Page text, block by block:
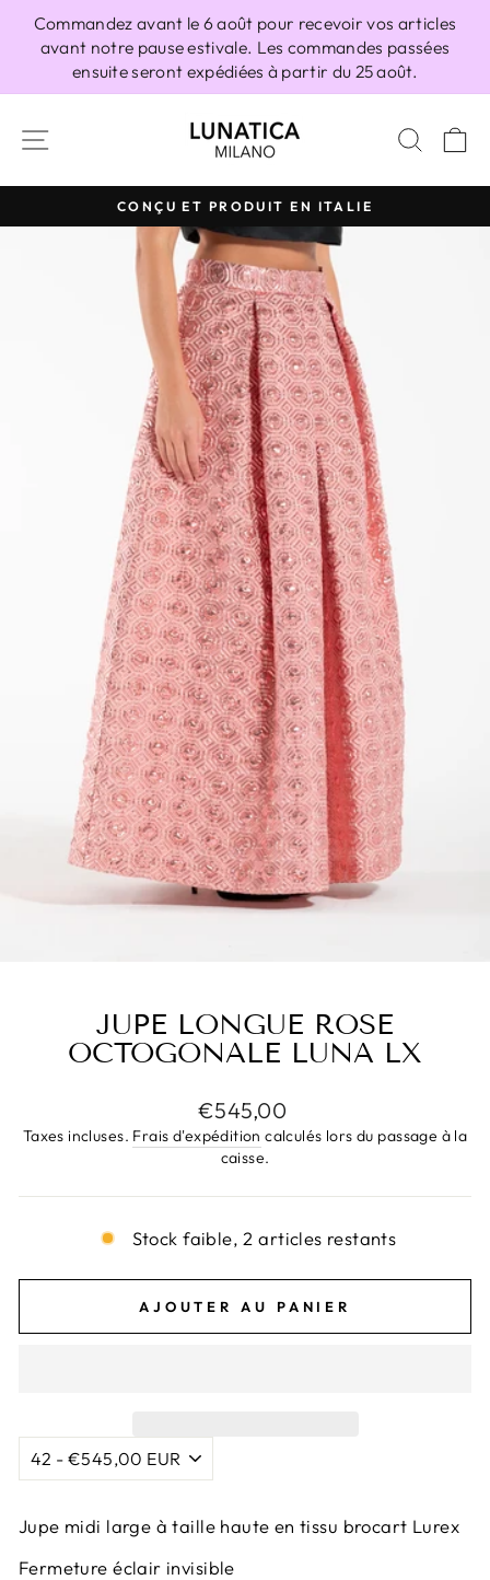
contenu
Commandez avant le 6 août pour recevoir vos articles
avant notre pause estivale. Les commandes passées
ensuite seront expédiées à partir du 25 août.
Diaporama
Pause
CONÇU ET PRODUIT EN ITALIE
JUPE LONGUE ROSE
OCTOGONALE LUNA LX
Prix
régulier
€545,00
Taxes incluses. Frais d'expédition calculés lors du passage à la
caisse.
Stock faible, 2 articles restants
AJOUTER AU PANIER
Jupe midi large à taille haute en tissu brocart Lurex
Fermeture éclair invisible